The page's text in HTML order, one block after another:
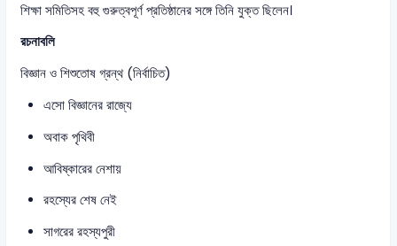
শিক্ষা সমিতিসহ বহু গুরুত্বপূর্ণ প্রতিষ্ঠানের সঙ্গে তিনি যুক্ত ছিলেন।
রচনাবলি
বিজ্ঞান ও শিশুতোষ গ্রন্থ (নির্বাচিত)
এসো বিজ্ঞানের রাজ্যে
অবাক পৃথিবী
আবিষ্কারের নেশায়
রহস্যের শেষ নেই
সাগরের রহস্যপুরী